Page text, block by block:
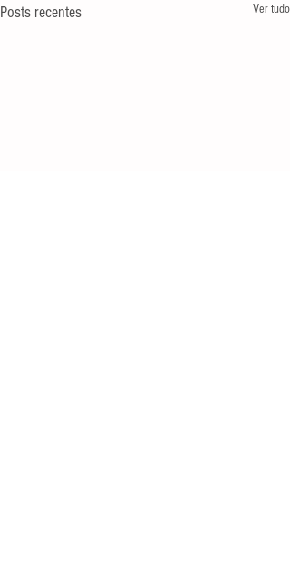
Posts recentes Ver tudo